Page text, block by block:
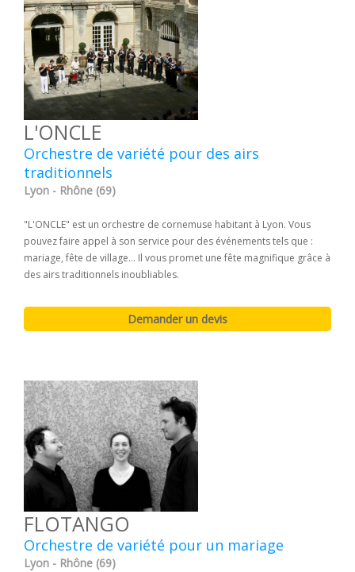
L'ONCLE
Orchestre de variété pour des airs
traditionnels
Lyon - Rhône (69)
"L'ONCLE" est un orchestre de cornemuse habitant à Lyon. Vous
pouvez faire appel à son service pour des événements tels que :
mariage, fête de village... Il vous promet une fête magnifique grâce à
des airs traditionnels inoubliables.
FLOTANGO
Orchestre de variété pour un mariage
Lyon - Rhône (69)